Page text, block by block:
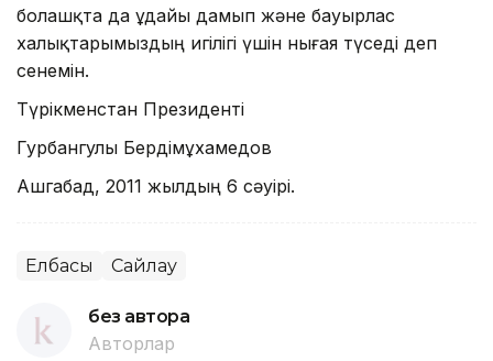
болашқта да ұдайы дамып және бауырлас
халықтарымыздың игілігі үшін нығая түседі деп
сенемін.
Түрікменстан Президенті
Гурбангулы Бердімұхамедов
Ашгабад, 2011 жылдың 6 сәуірі.
Елбасы Сайлау
без автора
Авторлар